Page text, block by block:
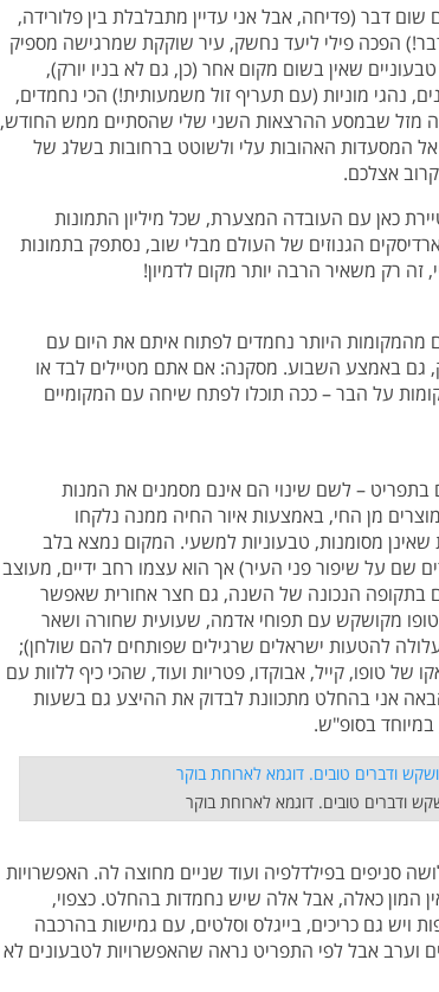
דבר (פדיחה, אבל אני עדיין מתבלבלת בין פלורידה,
הפכה פילי ליעד נחשק, עיר שוקקת שמרגישה מספיק
שאין בשום מקום אחר (כן, גם לא בניו יורק),
נהגי מוניות (עם תעריף זול משמעותית!) הכי נחמדים,
מזל שבמסע ההרצאות השני שלי שהסתיים ממש החודש,
המסעדות האהובות עלי ולשוטט ברחובות בשלג של
אצלכם.
כאן עם העובדה המצערת, שכל מיליון התמונות
הגנוזים של העולם מבלי שוב, נסתפק בתמונות
זה רק משאיר הרבה יותר מקום לדמיון!
מהמקומות היותר נחמדים לפתוח איתם את היום עם
גם באמצע השבוע. מסקנה: אם אתם מטיילים לבד או
על הבר – ככה תוכלו לפתח שיחה עם המקומיים
בתפריט – לשם שינוי הם אינם מסמנים את המנות
מן החי, באמצעות איור החיה ממנה נלקחו
מסומנות, טבעוניות למשעי. המקום נמצא בלב
שם על שיפור פני העיר) אך הוא עצמו רחב ידיים, מעוצב
בתקופה הנכונה של השנה, גם חצר אחורית שאפשר
מקושקש עם תפוחי אדמה, שעועית שחורה ושאר
להטעות ישראלים שרגילים שפותחים להם שולחן);
של טופו, קייל, אבוקדו, פטריות ועוד, שהכי כיף ללוות עם
אני בהחלט מתכוונת לבדוק את ההיצע גם בשעות
בסופ"ש.
ודברים טובים. דוגמא לארוחת בוקר
סניפים בפילדלפיה ועוד שניים מחוצה לה. האפשרויות
המון כאלה, אבל אלה שיש נחמדות בהחלט. כצפוי,
ויש גם כריכים, בייגלס וסלטים, עם גמישות בהרכבה
וערב אבל לפי התפריט נראה שהאפשרויות לטבעונים לא